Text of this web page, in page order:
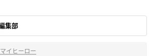
集部
イヒーロー